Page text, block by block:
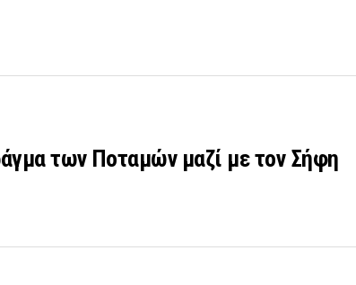
των Ποταμών μαζί με τον Σήφη